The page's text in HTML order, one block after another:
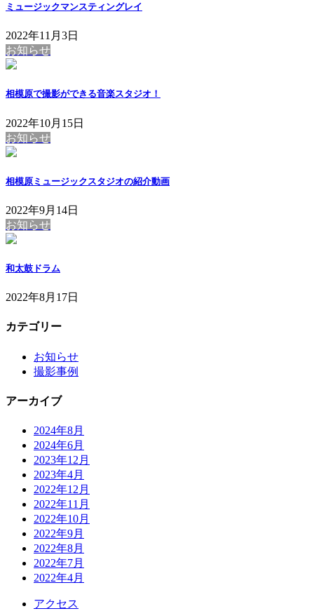
ミュージックマンスティングレイ
2022年11月3日
お知らせ
相模原で撮影ができる音楽スタジオ！
2022年10月15日
お知らせ
相模原ミュージックスタジオの紹介動画
2022年9月14日
お知らせ
和太鼓ドラム
2022年8月17日
カテゴリー
お知らせ
撮影事例
アーカイブ
2024年8月
2024年6月
2023年12月
2023年4月
2022年12月
2022年11月
2022年10月
2022年9月
2022年8月
2022年7月
2022年4月
アクセス